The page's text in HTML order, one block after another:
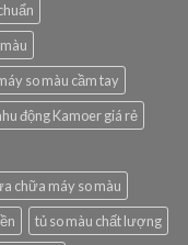
so màu cầm tay
động Kamoer giá rẻ
chữa máy so màu
tủ so màu chất lượng